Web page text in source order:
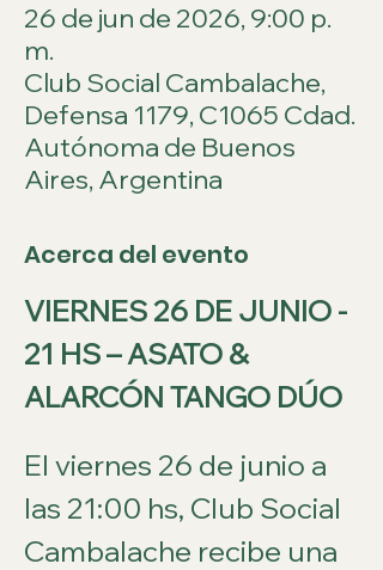
26 de jun de 2026, 9:00 p.
m.
Club Social Cambalache,
Defensa 1179, C1065 Cdad.
Autónoma de Buenos
Aires, Argentina
Acerca del evento
VIERNES 26 DE JUNIO -
21 HS – ASATO &
ALARCÓN TANGO DÚO
El viernes 26 de junio a
las 21:00 hs, Club Social
Cambalache recibe una